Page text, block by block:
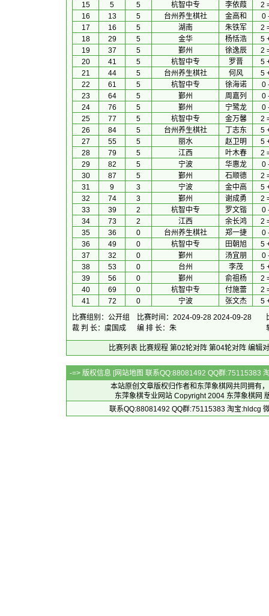
15
5 5 杭智中专 李依葭
2
16
13 5 台州养生棋社 金高和
0
17
16 5 湖南 朱铁军
2
18
29 5 金华 杨恬浩
5
19
37 5 鄞州 徐逸辰
2
20
41 5 杭智中专 罗晋
5
21
44 5 台州养生棋社 何风
5
22
61 5 杭智中专 徐海诺
0
23
64 5 鄞州 周嘉列
0
24
76 5 鄞州 宁鹭龙
0
25
77 5 杭智中专 金万馨
2
26
84 5 台州养生棋社 丁志东
5
27
55 5 丽水 赵卫明
5
28
79 5 江西 叶木春
2
29
82 5 宁波 华惠龙
0
30
87 5 鄞州 石顺德
2
31
9 3 宁波 金中高
5
32
74 3 鄞州 谢成勇
2
33
39 2 杭智中专 罗文锴
0
34
73 2 江西 余长鸿
2
35
36 0 台州养生棋社 郑一捷
0
36
49 0 杭智中专 田朝旭
5
37
32 0 鄞州 汤宜朋
0
38
53 0 台州 李茂
5
39
56 0 鄞州 俞祖杨
2
40
69 0 杭智中专 付施蕾
2
41
72 0 宁波 张文杰
5
比赛组别：公开组
比赛时间：2024-09-28 2024-09-28
裁 判 长：虞国成
编 排 长：朱
比赛列表 比赛规程 第02轮对阵 第04轮对阵 编辑
-=> 版权信息 [网站地图 联系QQ:88081492 QQ群:75115383
本站原创文章版权归作者和 东萍象棋网共同拥有
东萍象棋专业网站 Copyright 2004 东萍象棋网
联系QQ:88081492 QQ群:75115383 淘宝:hldcg